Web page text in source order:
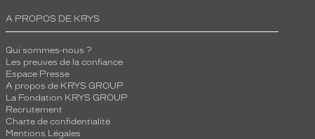
A PROPOS DE KRYS
Qui sommes-nous ?
Les preuves de la confiance
Espace Presse
A propos de KRYS GROUP
La Fondation KRYS GROUP
Recrutement
Charte de confidentialité
Mentions Légales